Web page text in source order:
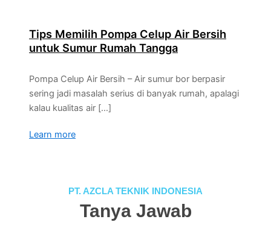
Tips Memilih Pompa Celup Air Bersih
untuk Sumur Rumah Tangga
Pompa Celup Air Bersih – Air sumur bor berpasir
sering jadi masalah serius di banyak rumah, apalagi
kalau kualitas air […]
Learn more
PT. AZCLA TEKNIK INDONESIA
Tanya Jawab